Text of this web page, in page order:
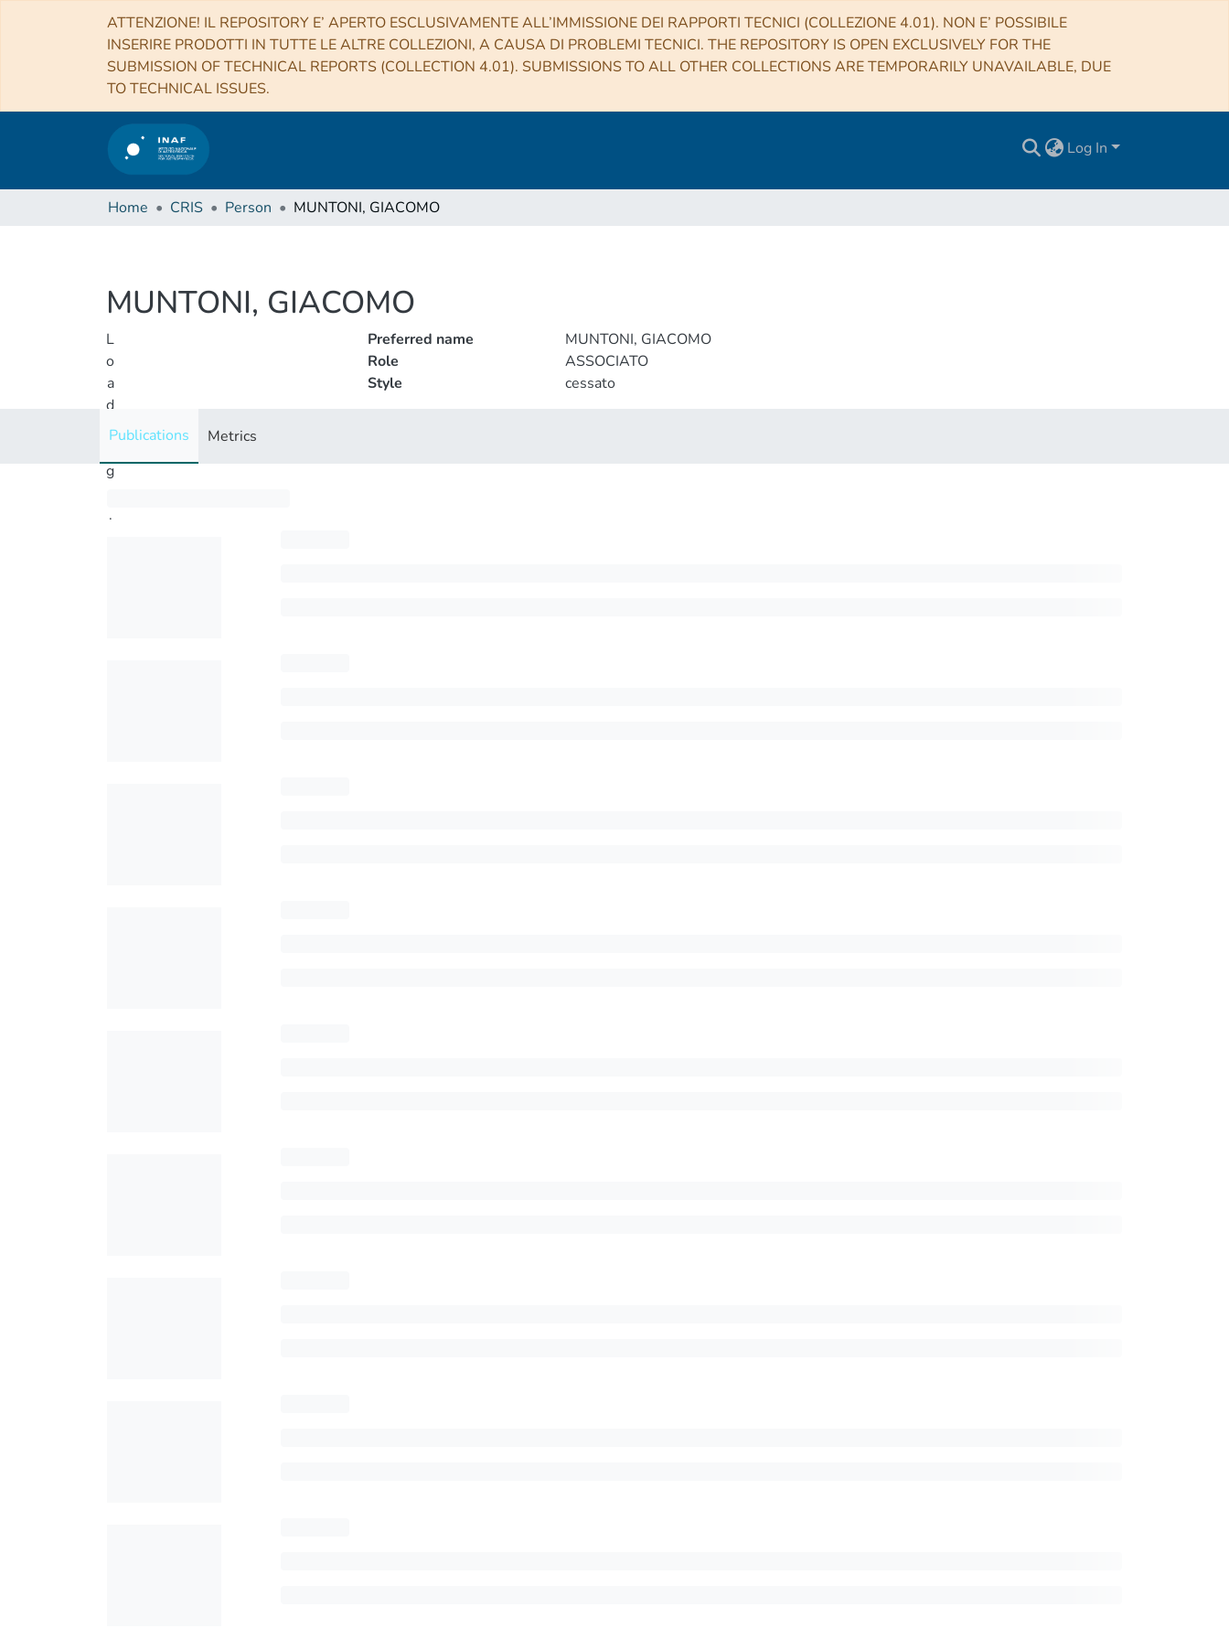
ATTENZIONE! IL REPOSITORY E’ APERTO ESCLUSIVAMENTE ALL’IMMISSIONE DEI RAPPORTI TECNICI (COLLEZIONE 4.01). NON E’ POSSIBILE
INSERIRE PRODOTTI IN TUTTE LE ALTRE COLLEZIONI, A CAUSA DI PROBLEMI TECNICI. THE REPOSITORY IS OPEN EXCLUSIVELY FOR THE
SUBMISSION OF TECHNICAL REPORTS (COLLECTION 4.01). SUBMISSIONS TO ALL OTHER COLLECTIONS ARE TEMPORARILY UNAVAILABLE, DUE
TO TECHNICAL ISSUES.
Log In
Home CRIS Person MUNTONI, GIACOMO
MUNTONI, GIACOMO
L
o
a
d
i
g
.
Preferred name
MUNTONI, GIACOMO
Role
ASSOCIATO
Style
cessato
Publications Metrics